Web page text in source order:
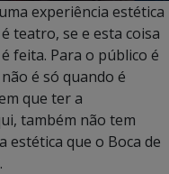
experiência estética
teatro, se e esta coisa
feita. Para o público é
é só quando é
que ter a
também não tem
estética que o Boca de